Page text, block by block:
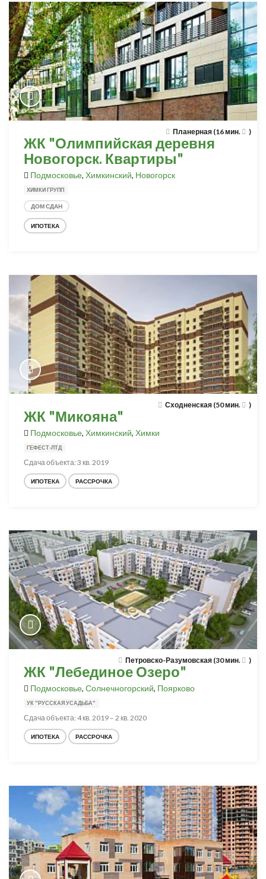
Планерная (16 мин. )
ЖК "Олимпийская деревня
Новогорск. Квартиры"
Подмосковье, Химкинский, Новогорск
ХИМКИ ГРУПП
ДОМ СДАН
ИПОТЕКА
Сходненская (50 мин. )
ЖК "Микояна"
Подмосковье, Химкинский, Химки
ГЕФЕСТ-ЛТД
Сдача объекта: 3 кв. 2019
ИПОТЕКА РАССРОЧКА
Петровско-Разумовская (30 мин. )
ЖК "Лебединое Озеро"
Подмосковье, Солнечногорский, Поярково
УК "РУССКАЯ УСАДЬБА"
Сдача объекта: 4 кв. 2019 – 2 кв. 2020
ИПОТЕКА РАССРОЧКА